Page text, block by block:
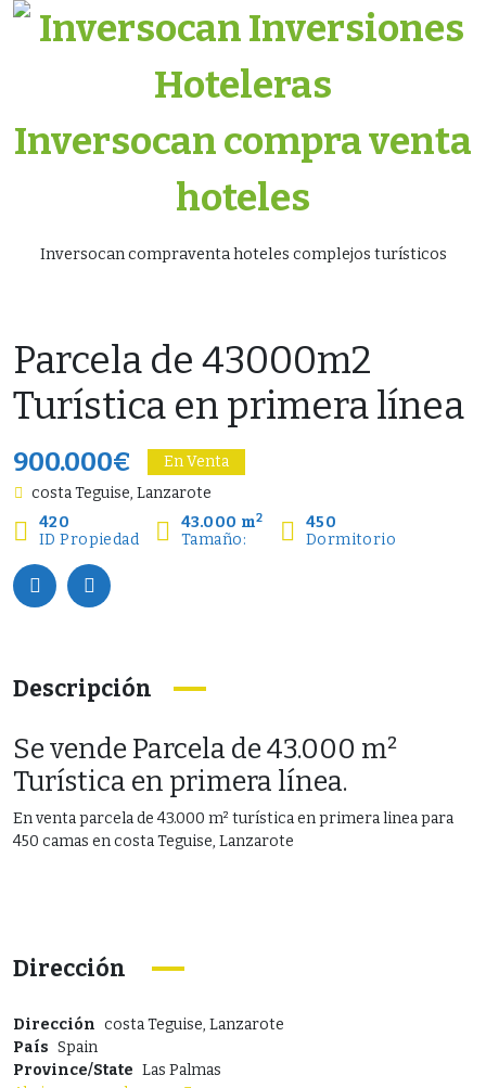
Skip
Inversocan compra venta
hoteles
Inversocan compraventa hoteles complejos turísticos
Parcela de 43000m2
Turística en primera línea
900.000€
En Venta
costa Teguise, Lanzarote
420
ID Propiedad
43.000 m2
Tamaño:
450
Dormitorio
Descripción
Se vende Parcela de 43.000 m²
Turística en primera línea.
En venta parcela de 43.000 m² turística en primera linea para
450 camas en costa Teguise, Lanzarote
Dirección
Dirección costa Teguise, Lanzarote
País Spain
Province/State Las Palmas